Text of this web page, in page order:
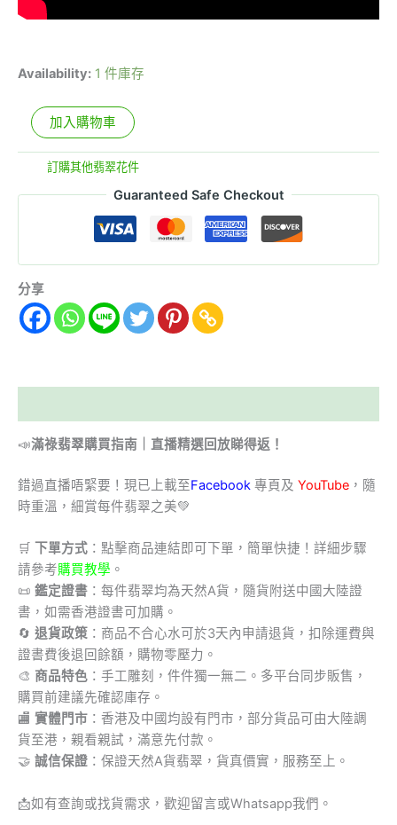
Availability: 1 件庫存
加入購物車
訂購其他翡翠花件
Guaranteed Safe Checkout
分享
📣滿祿翡翠購買指南｜直播精選回放睇得返！
錯過直播唔緊要！現已上載至Facebook 專頁及 YouTube ，隨
時重溫，細賞每件翡翠之美💚
🛒 下單方式 ：點擊商品連結即可下單，簡單快捷！詳細步驟
請參考購買教學 。
📜 鑑定證書 ：每件翡翠均為天然A貨，隨貨附送中國大陸證
書，如需香港證書可加購。
🔄 退貨政策 ：商品不合心水可於3天內申請退貨，扣除運費與
證書費後退回餘額，購物零壓力。
🎨 商品特色 ：手工雕刻，件件獨一無二。多平台同步販售，
購買前建議先確認庫存。
🏬 實體門市 ：香港及中國均設有門市，部分貨品可由大陸調
貨至港，親看親試，滿意先付款。
🤝 誠信保證 ：保證天然A貨翡翠，貨真價實，服務至上。
📩如有查詢或找貨需求，歡迎留言或Whatsapp我們。